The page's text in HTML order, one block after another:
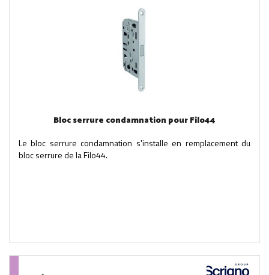
Bloc serrure condamnation pour Filo44
Le bloc serrure condamnation s'installe en remplacement du
bloc serrure de la Filo44.